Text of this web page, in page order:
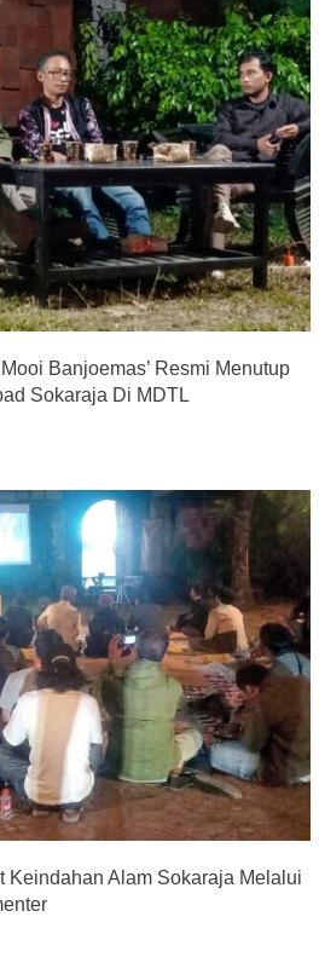
Banjoemas’ Resmi Menutup
Sokaraja Di MDTL
Keindahan Alam Sokaraja Melalui